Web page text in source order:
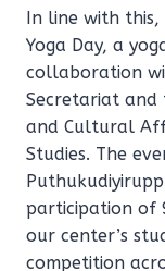
In line with
Yoga Day, a
collaboration
Secretariat and
and Cultural
Studies. The
participation of
our center’s
competition